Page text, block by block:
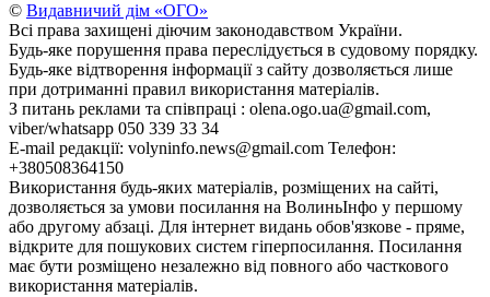
© Видавничий дім «ОГО»
Всі права захищені діючим законодавством України.
Будь-яке порушення права переслідується в судовому порядку.
Будь-яке відтворення інформації з сайту дозволяється лише
при дотриманні правил використання матеріалів.
З питань реклами та співпраці : olena.ogo.ua@gmail.com,
viber/whatsapp 050 339 33 34
E-mail редакції: volyninfo.news@gmail.com Телефон:
+380508364150
Використання будь-яких матеріалів, розміщених на сайті,
дозволяється за умови посилання на ВолиньІнфо у першому
або другому абзаці. Для інтернет видань обов'язкове - пряме,
відкрите для пошукових систем гіперпосилання. Посилання
має бути розміщено незалежно від повного або часткового
використання матеріалів.